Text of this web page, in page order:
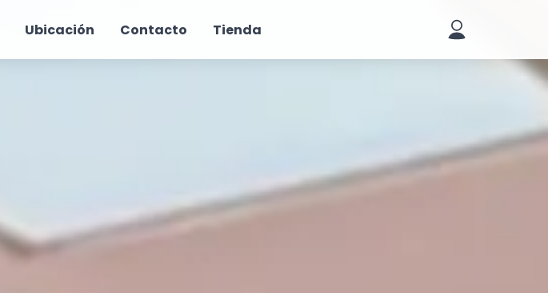
Ubicación Contacto Tienda